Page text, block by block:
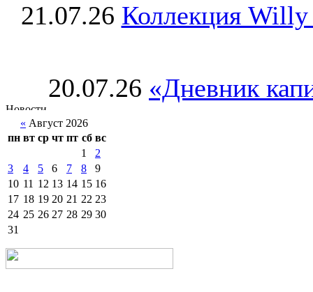
21.07.26 Коллекция Willy
20.07.26 «Дневник
« Август 2026
пн вт ср чт пт сб вс
1
2
3
4 5 6 7 8
9
10 11 12 13 14 15 16
17 18 19 20 21 22 23
24 25 26 27 28 29 30
31